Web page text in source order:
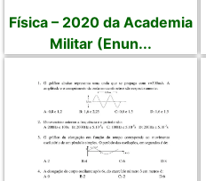
Física – 2020 da Academia
Militar (Enun...